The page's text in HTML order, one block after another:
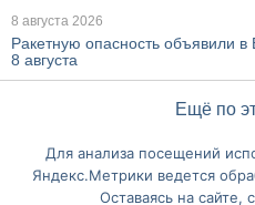
8 августа 2026
Ракетную опасность объявили
8 августа
Ещё по
Перейти на полную
Для анализа посещений
Яндекс.Метрики ведется
Оставаясь на сайте,